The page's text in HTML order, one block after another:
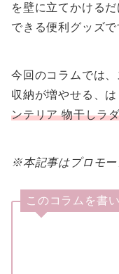
を壁に立てかける
できる便利グッズで
今回のコラムでは
収納が増やせる、は
ンテリア 物干しラ
※本記事はプロモー
このコラムを書